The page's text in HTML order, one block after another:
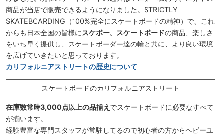
商品が当店で販売できるようになりました。STRICTLY
SKATEBOARDING（100%完全にスケートボードの精神）で、これ
からも日本全国の皆様に スケボー、スケートボードの商品、楽しさ
をいち早く提供し、スケートボーダー達の輪と共に、より良い環境
を広げていきたいと思っております。
カリフォルニアストリートの歴史について
スケートボードのカリフォルニアストリート
在庫数常時3,000点以上の品揃え でスケートボードに必要なすべて
が揃います。
経験豊富な専門スタッフが常駐してるので初心者の方からヘビーユ